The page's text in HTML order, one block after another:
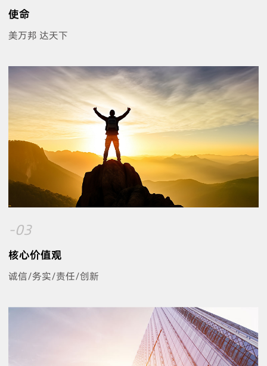
使命
美万邦 达天下
-03
核心价值观
诚信/务实/责任/创新